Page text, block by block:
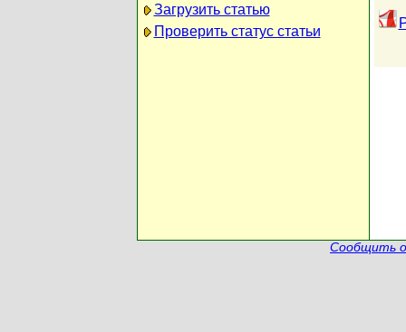
Загрузить статью
Проверить статус статьи
Сообщить о